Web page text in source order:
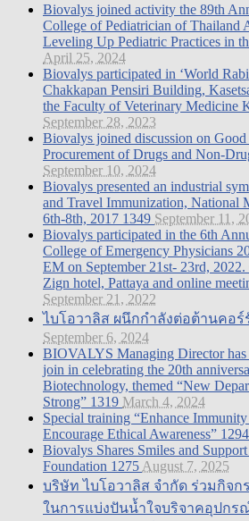
Biovalys joined activity the 89th
College of Pediatrician of Thailand
Leveling Up Pediatric Practices in
April 25, 2024
Biovalys participated in ‘World
Chakkapan Pensiri Building,
the Faculty of Veterinary Medicine
September 28, 2023
Biovalys joined discussion on
Procurement of Drugs and Non-
September 10, 2024
Biovalys presented an industrial
and Travel Immunization, National
6th-8th, 2017 1349 September 11,
Biovalys participated in the 6th
College of Emergency Physicians
EM on September 21st- 23rd,
Zign hotel, Pattaya and online
September 21, 2022
ไบโอวาลิส ผนึกกำลังต่อต้านคอร์
September 6, 2024
BIOVALYS Managing Director has
join in celebrating the 20th
Biotechnology, themed “New
Strong” 1319 March 4, 2024
Special training “Enhance
Encourage Ethical Awareness” 1294
Biovalys Shares Smiles and
Foundation 1275 August 7, 2025
บริษัท ไบโอวาลิส จำกัด ร่วมกิจ
ในการแบ่งปันน้ำใจบริจาคอุปกร